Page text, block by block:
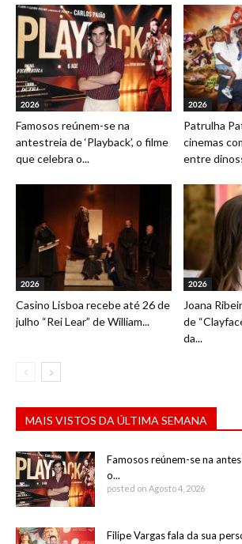
2026
Famosos reúnem-se na
antestreia de ‘Playback’, o filme
que celebra o...
2026
Patrulha
cinemas
entre
2026
Casino Lisboa recebe até 26 de
julho “Rei Lear” de William...
2026
Joana
de
da...
MAIS VISTOS DA ÚLTIMA SEMANA
Famosos reúnem-se na
o...
posted on Agosto 4, 2026
Filipe Vargas fala da sua